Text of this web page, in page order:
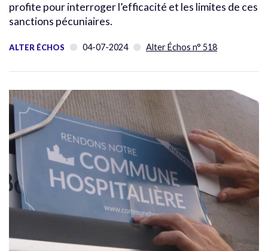
profite pour interroger l’efficacité et les limites de ces
sanctions pécuniaires.
ALTER ÉCHOS 04-07-2024 Alter Échos n° 518